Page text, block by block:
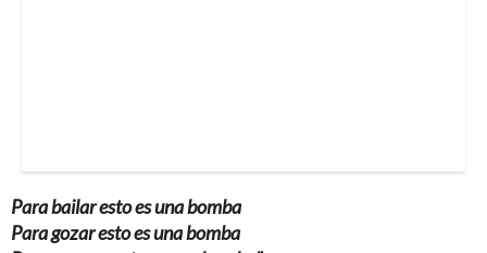
Para bailar esto es una bomba
Para gozar esto es una bomba